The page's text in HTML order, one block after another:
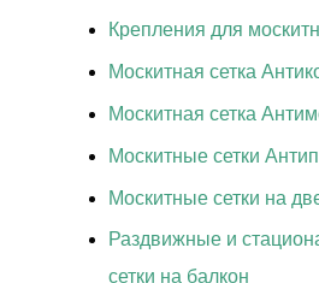
Крепления для
Москитная сетка
Москитная сетка
Москитные сетки
Москитные сетки на
Раздвижные и
сетки на балкон